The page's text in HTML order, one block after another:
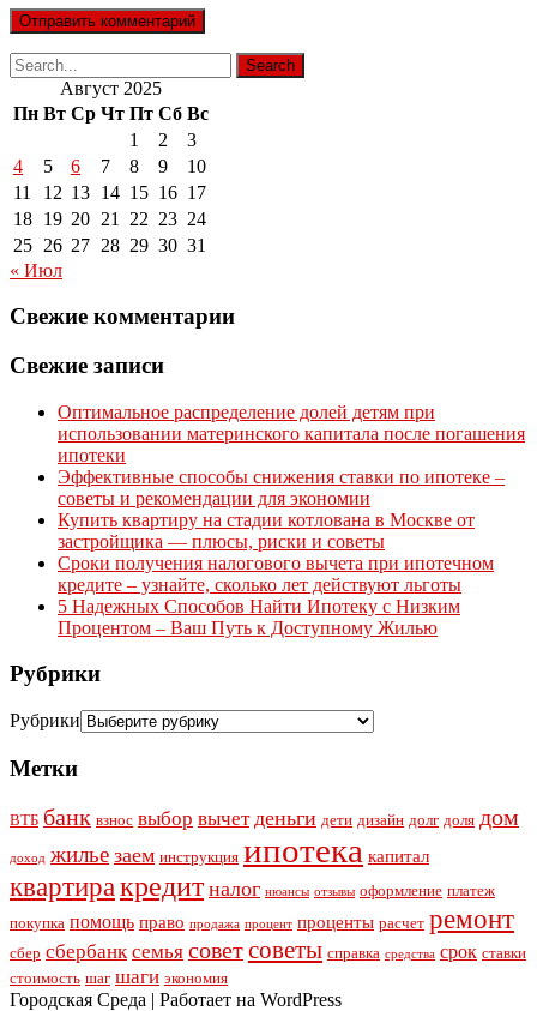
Август 2025
Пн Вт Ср Чт Пт Сб Вс
1
2
3
4
5 6 7 8 9
10
11
12 13 14 15 16 17
18 19 20 21 22 23 24
25 26 27 28 29 30 31
« Июл
Свежие комментарии
Свежие записи
Оптимальное распределение долей детям при
использовании материнского капитала после погашения
ипотеки
Эффективные способы снижения ставки по ипотеке –
советы и рекомендации для экономии
Купить квартиру на стадии котлована в Москве от
застройщика — плюсы, риски и советы
Сроки получения налогового вычета при ипотечном
кредите – узнайте, сколько лет действуют льготы
5 Надежных Способов Найти Ипотеку с Низким
Процентом – Ваш Путь к Доступному Жилью
Рубрики
Рубрики
Метки
ВТБ банк взнос выбор вычет деньги дети дизайн долг доля дом
доход жилье заем инструкция ипотека капитал
квартиракредит налог нюансы отзывы оформление платеж
покупка помощь право продажа процент проценты расчет ремонт
сбер сбербанк семья советсоветы справка средства срок ставки
стоимость шаг шаги экономия
Городская Среда | Работает на WordPress